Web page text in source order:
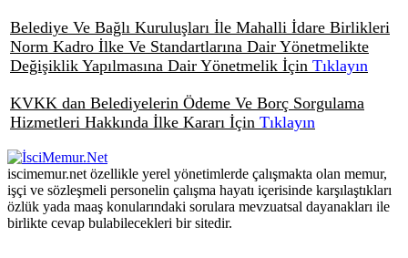
Belediye Ve Bağlı Kuruluşları İle Mahalli İdare Birlikleri
Norm Kadro İlke Ve Standartlarına Dair Yönetmelikte
Değişiklik Yapılmasına Dair Yönetmelik İçin Tıklayın
KVKK dan Belediyelerin Ödeme Ve Borç Sorgulama
Hizmetleri Hakkında İlke Kararı İçin Tıklayın
iscimemur.net özellikle yerel yönetimlerde çalışmakta olan memur,
işçi ve sözleşmeli personelin çalışma hayatı içerisinde karşılaştıkları
özlük yada maaş konularındaki sorulara mevzuatsal dayanakları ile
birlikte cevap bulabilecekleri bir sitedir.